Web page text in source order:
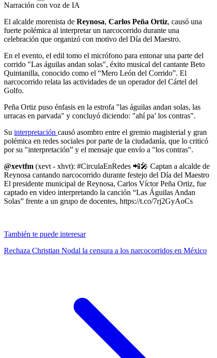
Narración con voz de IA
El alcalde morenista de Reynosa, Carlos Peña Ortiz, causó una
fuerte polémica al interpretar un narcocorrido durante una
celebración que organizó con motivo del Día del Maestro.
En el evento, el edil tomo el micrófono para entonar una parte del
corrido "Las águilas andan solas", éxito musical del cantante Beto
Quintanilla, conocido como el “Mero León del Corrido”. El
narcocorrido relata las actividades de un operador del Cártel del
Golfo.
Peña Ortiz puso énfasis en la estrofa "las águilas andan solas, las
urracas en parvada" y concluyó diciendo: "ahí pa’ los contras".
Su interpretación causó asombro entre el gremio magisterial y gran
polémica en redes sociales por parte de la ciudadanía, que lo criticó
por su "interpretación” y el mensaje que envío a "los contras".
@xevtfm (xevt - xhvt): #CirculaEnRedes 📲🎤 Captan a alcalde de
Reynosa cantando narcocorrido durante festejo del Día del Maestro
El presidente municipal de Reynosa, Carlos Víctor Peña Ortiz, fue
captado en video interpretando la canción “Las Águilas Andan
Solas” frente a un grupo de docentes, https://t.co/7rj2GyAoCs
También te puede interesar
Rechaza Christian Nodal la censura a los narcocorridos en México